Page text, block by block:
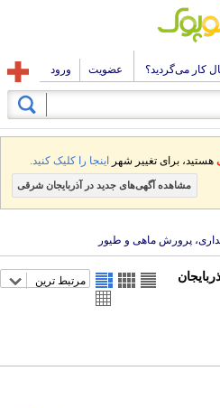
کار می‌گردید؟ عضویت ورود
هستید، برای تغییر شهر اینجا را کلیک کنید.
مشاهده آگهی‌های جدید در آذربایجان شرقی
پرورش ماهی و طیور
مرتبط ترین